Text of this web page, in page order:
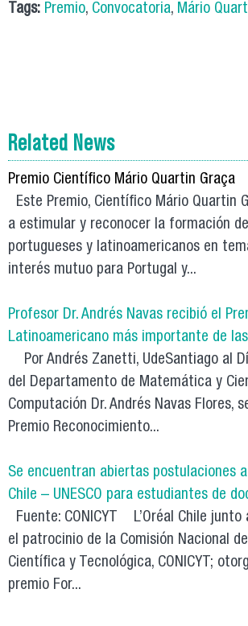
Tags: Premio, Convocatoria, Mário
Related News
Premio Científico Mário Quartin Graça
Este Premio, Científico Mário Quartin
a estimular y reconocer la formación
portugueses y latinoamericanos en
interés mutuo para Portugal y...
Profesor Dr. Andrés Navas recibió el
Latinoamericano más importante de
Por Andrés Zanetti, UdeSantiago al
del Departamento de Matemática y
Computación Dr. Andrés Navas Flores,
Premio Reconocimiento...
Se encuentran abiertas postulaciones a
Chile – UNESCO para estudiantes de
Fuente: CONICYT L’Oréal Chile junto
el patrocinio de la Comisión Nacional
Científica y Tecnológica, CONICYT;
premio For...